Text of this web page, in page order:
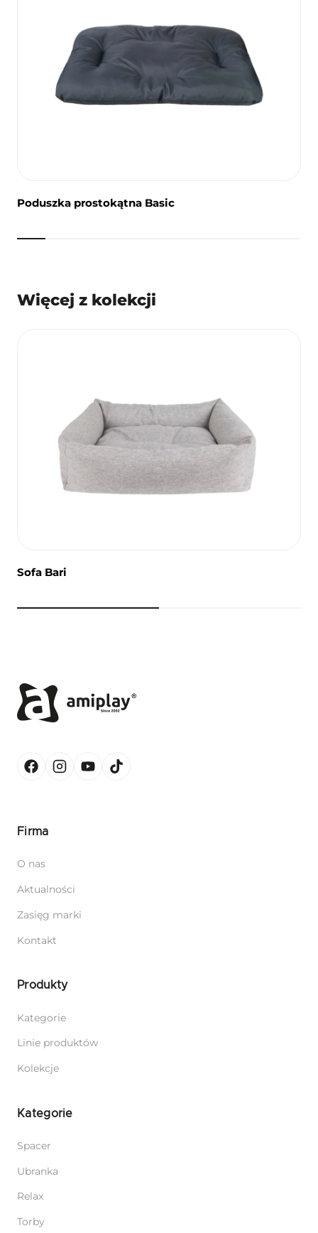
Poduszka prostokątna Basic
Więcej z kolekcji
Sofa Bari
Firma
O nas
Aktualności
Zasięg marki
Kontakt
Produkty
Kategorie
Linie produktów
Kolekcje
Kategorie
Spacer
Ubranka
Relax
Torby